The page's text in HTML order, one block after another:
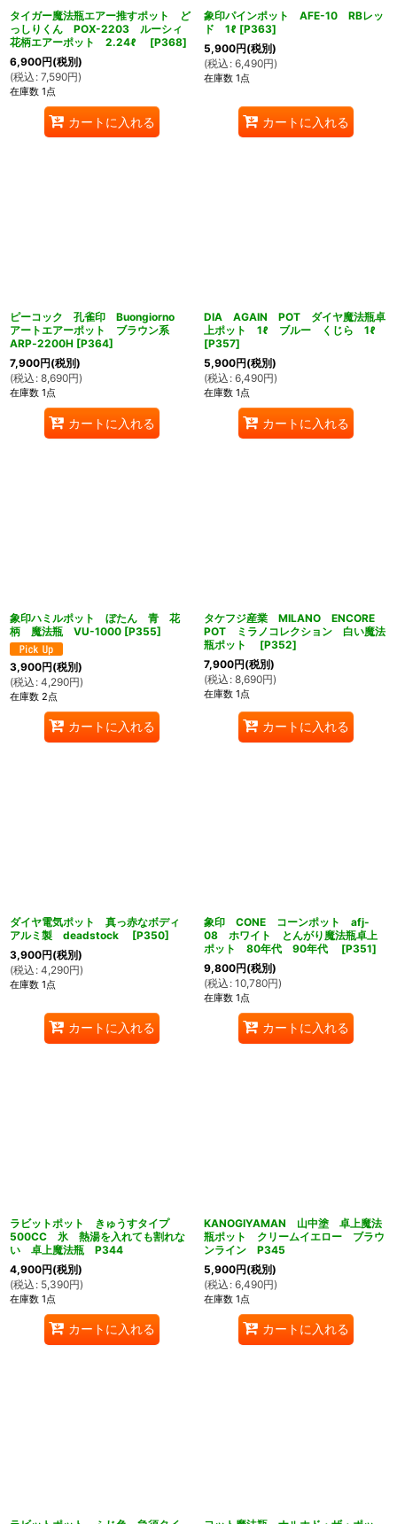
タイガー魔法瓶エアー推すポット ど
っしりくん POX-2203 ルーシィ
花柄エアーポット 2.24ℓ
[P368]
6,900円(税別)
(税込 : 7,590円)
在庫数 1点
カートに入れる
象印パインポット AFE-10 RBレッ
ド 1ℓ [P363]
5,900円(税別)
(税込 : 6,490円)
在庫数 1点
カートに入れる
ピーコック 孔雀印 Buongiorno
アートエアーポット ブラウン系
ARP‐2200H [P364]
7,900円(税別)
(税込 : 8,690円)
在庫数 1点
カートに入れる
DIA AGAIN POT ダイヤ魔法瓶卓
上ポット 1ℓ ブルー くじら 1ℓ
[P357]
5,900円(税別)
(税込 : 6,490円)
在庫数 1点
カートに入れる
象印ハミルポット ぼたん 青 花
柄 魔法瓶 VU-1000 [P355]
3,900円(税別)
(税込 : 4,290円)
在庫数 2点
カートに入れる
タケフジ産業 MILANO ENCORE
POT ミラノコレクション 白い魔法
瓶ポット
[P352]
7,900円(税別)
(税込 : 8,690円)
在庫数 1点
カートに入れる
ダイヤ電気ポット 真っ赤なボディ
アルミ製 deadstock
[P350]
3,900円(税別)
(税込 : 4,290円)
在庫数 1点
カートに入れる
象印 CONE コーンポット afj-
08 ホワイト とんがり魔法瓶卓上
ポット 80年代 90年代
[P351]
9,800円(税別)
(税込 : 10,780円)
在庫数 1点
カートに入れる
ラビットポット きゅうすタイプ
500CC 氷 熱湯を入れても割れな
い 卓上魔法瓶 P344
4,900円(税別)
(税込 : 5,390円)
在庫数 1点
カートに入れる
KANOGIYAMAN 山中塗 卓上魔法
瓶ポット クリームイエロー ブラウ
ンライン P345
5,900円(税別)
(税込 : 6,490円)
在庫数 1点
カートに入れる